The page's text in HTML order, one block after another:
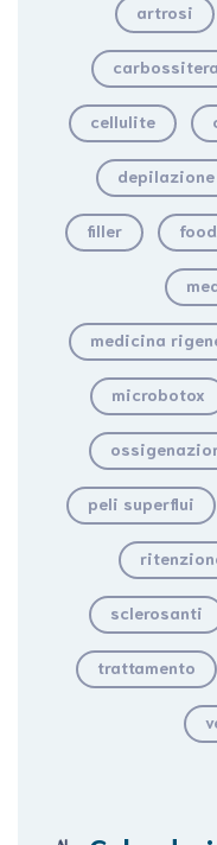
artrosi
cellulite
depilazione
filler food
medicina
microbotox
peli superflui
sclerosanti
trattamento